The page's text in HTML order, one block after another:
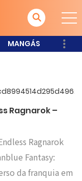
MANGÁS
Ragnarok –
Ragnarok
Fantasy:
da franquia em